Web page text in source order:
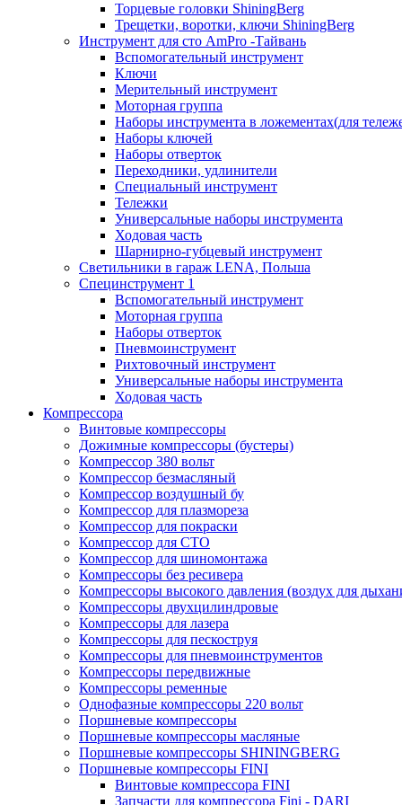
Торцевые головки ShiningBerg
Трещетки, воротки, ключи ShiningBerg
Инструмент для сто AmPro -Тайвань
Вспомогательный инструмент
Ключи
Мерительный инструмент
Моторная группа
Наборы инструмента в ложементах(для
Наборы ключей
Наборы отверток
Переходники, удлинители
Специальный инструмент
Тележки
Универсальные наборы инструмента
Ходовая часть
Шарнирно-губцевый инструмент
Светильники в гараж LENA, Польша
Специнструмент 1
Вспомогательный инструмент
Моторная группа
Наборы отверток
Пневмоинструмент
Рихтовочный инструмент
Универсальные наборы инструмента
Ходовая часть
Компрессора
Винтовые компрессоры
Дожимные компрессоры (бустеры)
Компрессор 380 вольт
Компрессор безмасляный
Компрессор воздушный бу
Компрессор для плазмореза
Компрессор для покраски
Компрессор для СТО
Компрессор для шиномонтажа
Компрессоры без ресивера
Компрессоры высокого давления (воздух для
Компрессоры двухцилиндровые
Компрессоры для лазера
Компрессоры для пескоструя
Компрессоры для пневмоинструментов
Компрессоры передвижные
Компрессоры ременные
Однофазные компрессоры 220 вольт
Поршневые компрессоры
Поршневые компрессоры масляные
Поршневые компрессоры SHININGBERG
Поршневые компрессоры FINI
Винтовые компрессора FINI
Запчасти для компрессора Fini - DARI